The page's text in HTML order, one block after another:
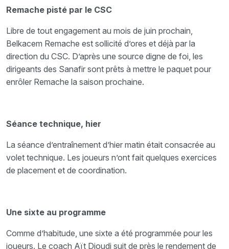
Remache pisté par le CSC
Libre de tout engagement au mois de juin prochain,
Belkacem Remache est sollicité d’ores et déjà par la
direction du CSC. D’après une source digne de foi, les
dirigeants des Sanafir sont prêts à mettre le paquet pour
enrôler Remache la saison prochaine.
Séance technique, hier
La séance d’entraînement d’hier matin était consacrée au
volet technique. Les joueurs n’ont fait quelques exercices
de placement et de coordination.
Une sixte au programme
Comme d’habitude, une sixte a été programmée pour les
joueurs. Le coach Aït Djoudi suit de près le rendement de